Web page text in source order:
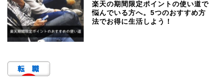
楽天の期間限定ポイントの使い道で
悩んでいる方へ。5つのおすすめ方
法でお得に生活しよう！